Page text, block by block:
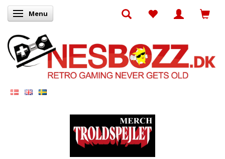
Skifte navigation
Menu